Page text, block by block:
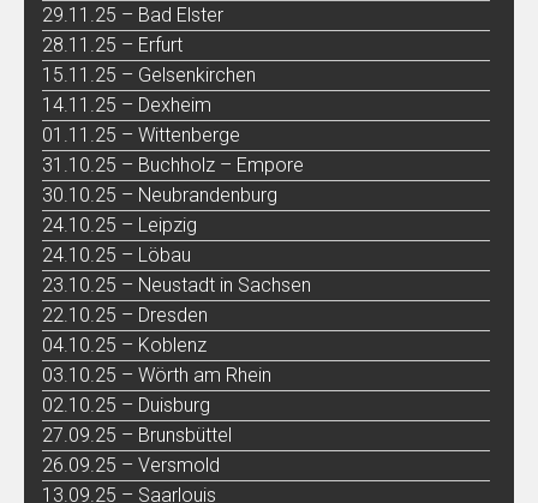
29.11.25 – Bad Elster
28.11.25 – Erfurt
15.11.25 – Gelsenkirchen
14.11.25 – Dexheim
01.11.25 – Wittenberge
31.10.25 – Buchholz – Empore
30.10.25 – Neubrandenburg
24.10.25 – Leipzig
24.10.25 – Löbau
23.10.25 – Neustadt in Sachsen
22.10.25 – Dresden
04.10.25 – Koblenz
03.10.25 – Wörth am Rhein
02.10.25 – Duisburg
27.09.25 – Brunsbüttel
26.09.25 – Versmold
13.09.25 – Saarlouis